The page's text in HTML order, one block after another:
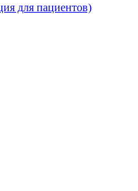
для пациентов)